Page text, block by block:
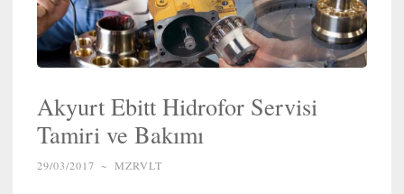
Akyurt Ebitt Hidrofor Servisi
Tamiri ve Bakımı
29/03/2017 ~ MZRVLT